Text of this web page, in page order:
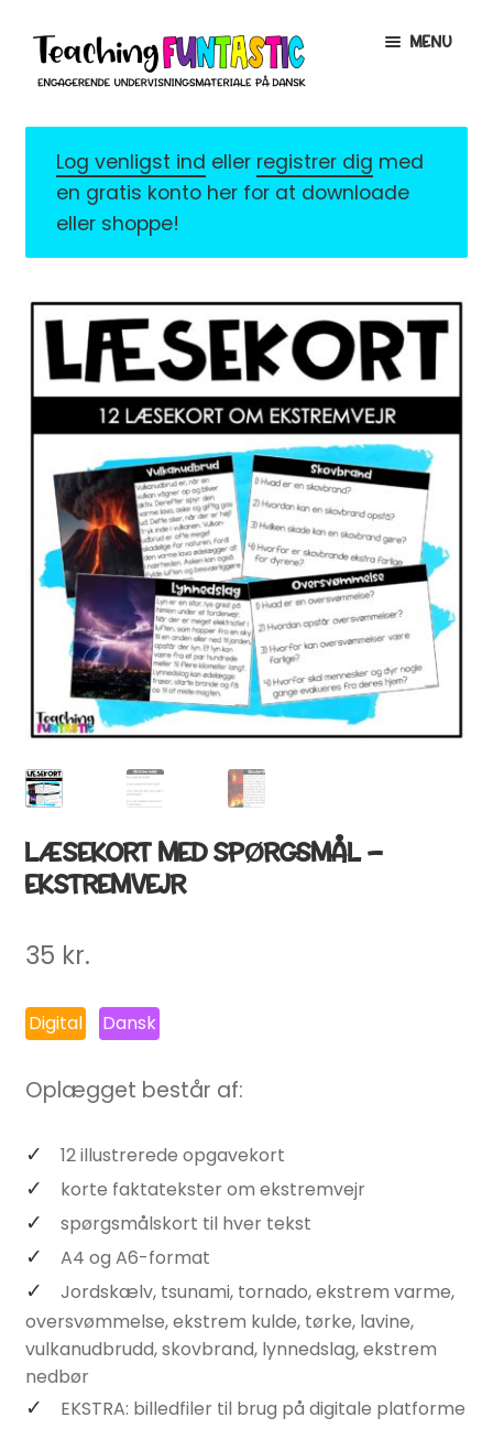
Spring
navigation
Spring
indhold
MENU
EXPAND
CHILD
MENU
MIN KONTO
GRATISMATERIALE
CHILD
LICENSER
EXPAND
CHILD
MENU
FONTE
Log venligst ind eller registrer dig med
en gratis konto her for at downloade
eller shoppe!
LÆSEKORT MED SPØRGSMÅL –
EKSTREMVEJR
35 kr.
Digital Dansk
Oplægget består af:
12 illustrerede opgavekort
korte faktatekster om ekstremvejr
spørgsmålskort til hver tekst
A4 og A6-format
Jordskælv, tsunami, tornado, ekstrem varme,
oversvømmelse, ekstrem kulde, tørke, lavine,
vulkanudbrudd, skovbrand, lynnedslag, ekstrem
nedbør
EKSTRA: billedfiler til brug på digitale platforme